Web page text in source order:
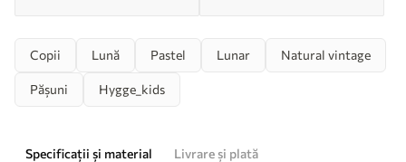
Copii Lună Pastel Lunar Natural vintage
Pășuni Hygge_kids
Specificații și material
Livrare și plată